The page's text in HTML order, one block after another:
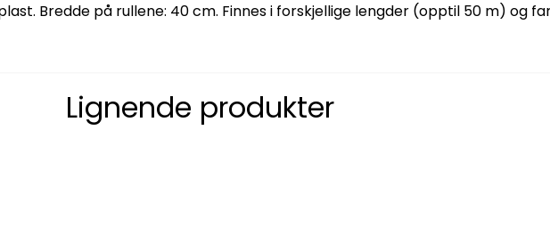
Bredde på rullene: 40 cm. Finnes i forskjellige lengder (opptil 50 m) og
Lignende produkter